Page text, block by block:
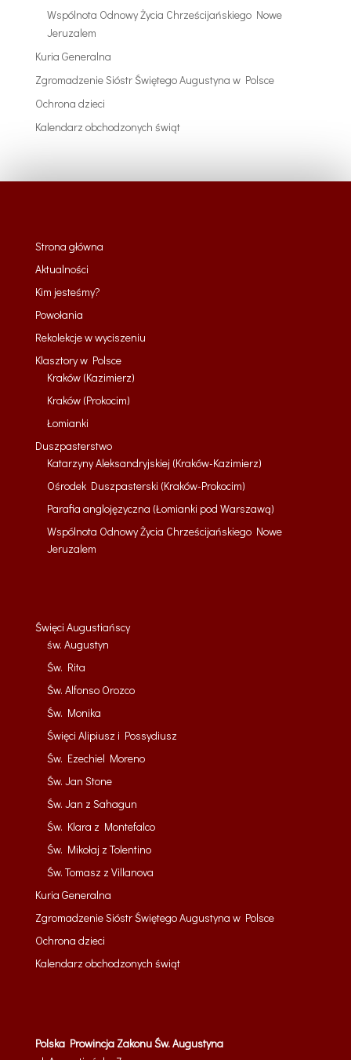
Wspólnota Odnowy Życia Chrześcijańskiego Nowe
Jeruzalem
Kuria Generalna
Zgromadzenie Sióstr Świętego Augustyna w Polsce
Ochrona dzieci
Kalendarz obchodzonych świąt
Strona główna
Aktualności
Kim jesteśmy?
Powołania
Rekolekcje w wyciszeniu
Klasztory w Polsce
Kraków (Kazimierz)
Kraków (Prokocim)
Łomianki
Duszpasterstwo
Katarzyny Aleksandryjskiej (Kraków-Kazimierz)
Ośrodek Duszpasterski (Kraków-Prokocim)
Parafia anglojęzyczna (Łomianki pod Warszawą)
Wspólnota Odnowy Życia Chrześcijańskiego Nowe
Jeruzalem
Święci Augustiańscy
św. Augustyn
Św. Rita
Św. Alfonso Orozco
Św. Monika
Święci Alipiusz i Possydiusz
Św. Ezechiel Moreno
Św. Jan Stone
Św. Jan z Sahagun
Św. Klara z Montefalco
Św. Mikołaj z Tolentino
Św. Tomasz z Villanova
Kuria Generalna
Zgromadzenie Sióstr Świętego Augustyna w Polsce
Ochrona dzieci
Kalendarz obchodzonych świąt
Polska Prowincja Zakonu Św. Augustyna